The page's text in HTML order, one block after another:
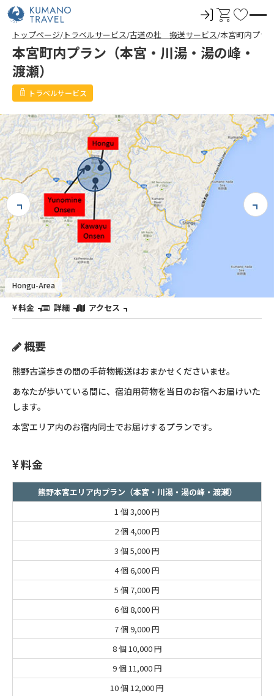
ロ
グ
イ
ン
カ
ー
ト
お
気
に
入
トップページ トラベルサービス 古道の杜 搬送サービス 本宮町内プラ
本宮町内プラン（本宮・川湯・湯の峰・
渡瀬）
トラベルサービス
Hongu-Area
料金 詳細 アクセス
概要
熊野古道歩きの間の手荷物搬送はおまかせくださいませ。
あなたが歩いている間に、宿泊用荷物を当日のお宿へお届けいた
します。
本宮エリア内のお宿内同士でお届けするプランです。
料金
熊野本宮エリア内プラン（本宮・川湯・湯の峰・渡瀬）
1 個3,000 円
2 個4,000 円
3 個5,000 円
4 個6,000 円
5 個7,000 円
6 個8,000 円
7 個9,000 円
8 個 10,000 円
9 個 11,000 円
10 個 12,000 円